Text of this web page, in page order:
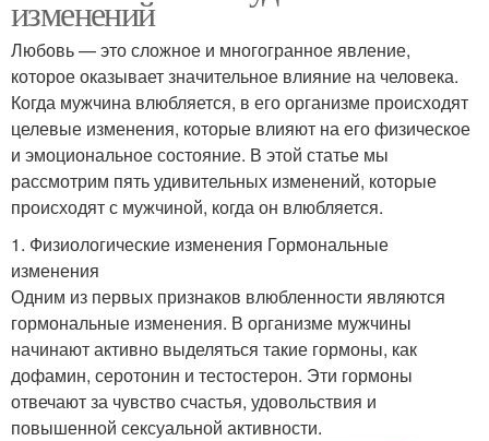
изменений
Любовь — это сложное и многогранное явление,
которое оказывает значительное влияние на человека.
Когда мужчина влюбляется, в его организме происходят
целевые изменения, которые влияют на его физическое
и эмоциональное состояние. В этой статье мы
рассмотрим пять удивительных изменений, которые
происходят с мужчиной, когда он влюбляется.
1. Физиологические изменения Гормональные
изменения
Одним из первых признаков влюбленности являются
гормональные изменения. В организме мужчины
начинают активно выделяться такие гормоны, как
дофамин, серотонин и тестостерон. Эти гормоны
отвечают за чувство счастья, удовольствия и
повышенной сексуальной активности.